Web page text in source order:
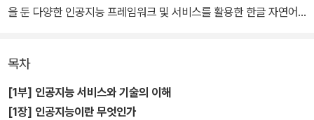
을 둔 다양한 인공지능 프레임워크 및 서비스를 활용한 한글 자연어
목차
[1부] 인공지능 서비스와 기술의 이해
[1장] 인공지능이란 무엇인가